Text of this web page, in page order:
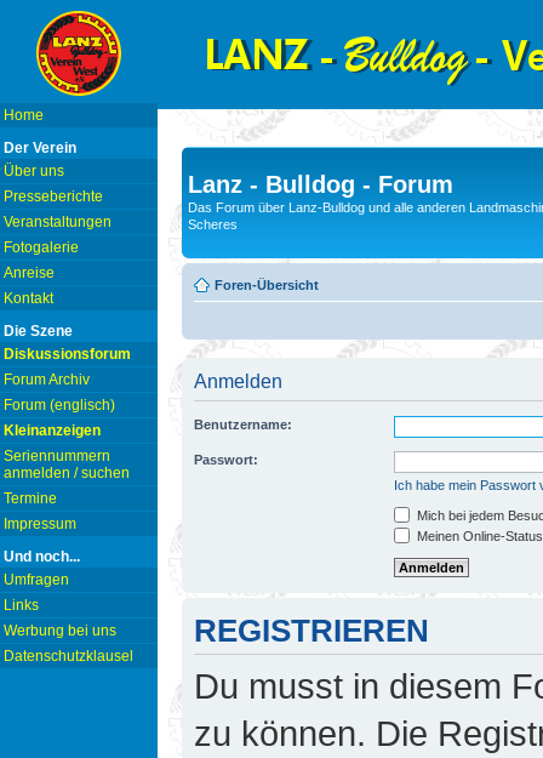
Home
Der Verein
Über uns
Presseberichte
Veranstaltungen
Fotogalerie
Anreise
Kontakt
Die Szene
Diskussionsforum
Forum Archiv
Forum (englisch)
Kleinanzeigen
Seriennummern
anmelden / suchen
Termine
Impressum
Und noch...
Umfragen
Links
Werbung bei uns
Datenschutzklausel
Lanz - Bulldog - Forum
Das Forum über Lanz-Bulldog und alle anderen
Scheres
Foren-Übersicht
Anmelden
Benutzername:
Passwort:
Ich habe mein Passwort
Mich bei jedem
Meinen Online-
REGISTRIEREN
Du musst in diesem
zu können. Die